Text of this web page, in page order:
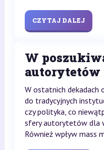
CZYTAJ DALEJ
W
W ostatnich dekadach
do tradycyjnych
czy polityka, co
sfery autorytetów dla
Również wpływ mass